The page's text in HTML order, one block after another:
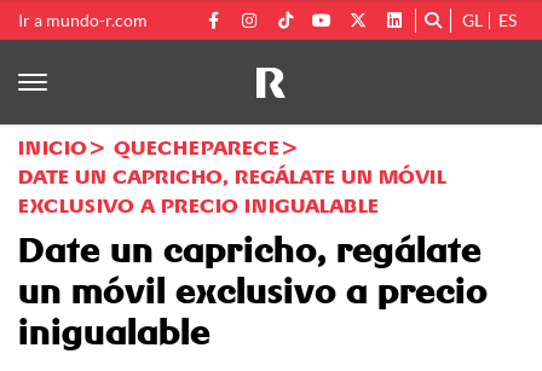
Ir a mundo-r.com GL ES
INICIO
QUECHEPARECE
DATE UN CAPRICHO, REGÁLATE UN MÓVIL
EXCLUSIVO A PRECIO INIGUALABLE
Date un capricho, regálate
un móvil exclusivo a precio
inigualable